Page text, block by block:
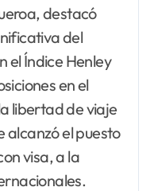
destacó
del
el Índice Henley
en el
libertad de viaje
alcanzó el puesto
visa, a la